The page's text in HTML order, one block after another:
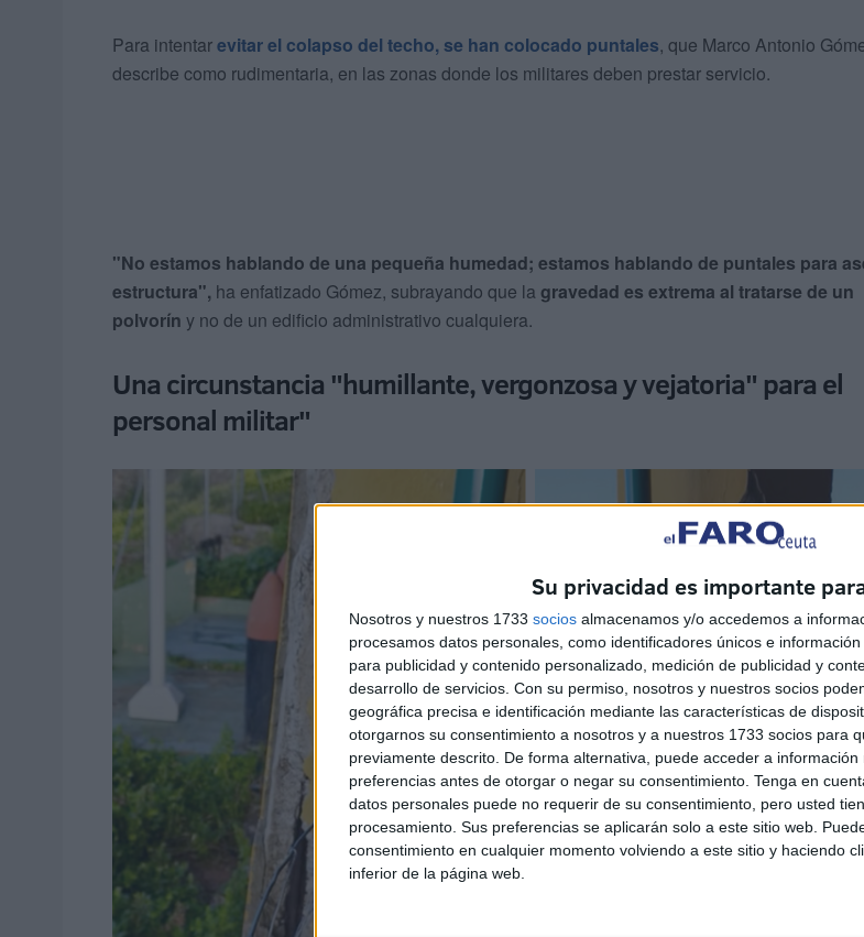
Su privacidad es importante
Nosotros y nuestros 1733 socios almacenamos y/o accedemos a
procesamos datos personales, como identificadores únicos e
para publicidad y contenido personalizado, medición de publicidad y
desarrollo de servicios. Con su permiso, nosotros y nuestros socios
geográfica precisa e identificación mediante las características de
otorgarnos su consentimiento a nosotros y a nuestros 1733 socios para
previamente descrito. De forma alternativa, puede acceder a
preferencias antes de otorgar o negar su consentimiento. Tenga en
datos personales puede no requerir de su consentimiento, pero usted
procesamiento. Sus preferencias se aplicarán solo a este sitio web.
consentimiento en cualquier momento volviendo a este sitio y haciendo
inferior de la página web.
Para intentarevitar el colapso del techo, se han colocado puntales, que Marco Antonio
describe como rudimentaria, en las zonas donde los militares deben prestar servicio.
"No estamos hablando de una pequeña humedad; estamos hablando de puntales para
estructura", ha enfatizado Gómez, subrayando que la gravedad es extrema al tratarse de un
polvorín y no de un edificio administrativo cualquiera.
Una circunstancia "humillante, vergonzosa y vejatoria" para el
personal militar"